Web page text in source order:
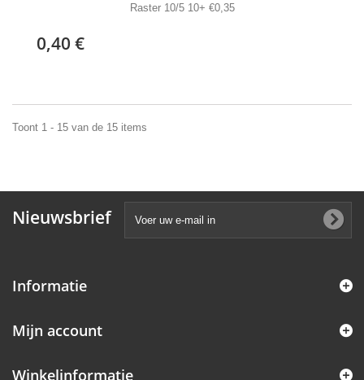
Raster 10/5 10+ €0,35
0,40 €
Toont 1 - 15 van de 15 items
Nieuwsbrief
Informatie
Mijn account
Winkelinformatie